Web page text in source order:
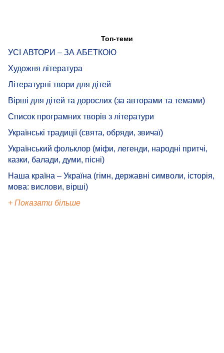
Топ-теми
УСІ АВТОРИ – ЗА АБЕТКОЮ
Художня література
Літературні твори для дітей
Вірші для дітей та дорослих (за авторами та темами)
Список програмних творів з літератури
Українські традиції (свята, обряди, звичаї)
Український фольклор (міфи, легенди, народні притчі,
казки, балади, думи, пісні)
Наша країна – Україна (гімн, державні символи, історія,
мова: вислови, вірші)
+ Показати більше